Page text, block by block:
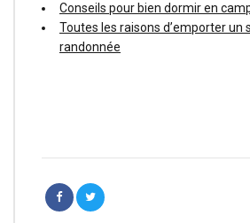
Conseils pour bien dormir en
Toutes les raisons d’emporter un
randonnée